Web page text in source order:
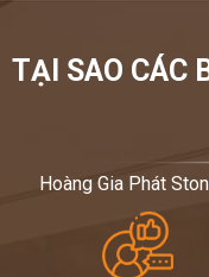
TẠI SAO CÁC
Hoàng Gia Phát